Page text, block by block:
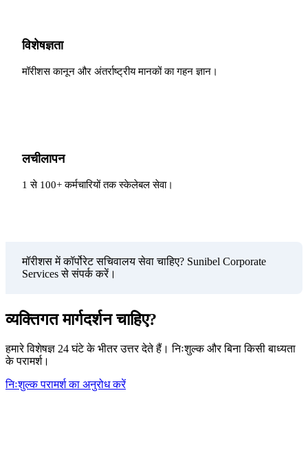
विशेषज्ञता
मॉरीशस कानून और अंतर्राष्ट्रीय मानकों का गहन ज्ञान।
लचीलापन
1 से 100+ कर्मचारियों तक स्केलेबल सेवा।
मॉरीशस में कॉर्पोरेट सचिवालय सेवा चाहिए? Sunibel Corporate
Services से संपर्क करें।
व्यक्तिगत मार्गदर्शन चाहिए?
हमारे विशेषज्ञ 24 घंटे के भीतर उत्तर देते हैं। निःशुल्क और बिना किसी बाध्यता
के परामर्श।
निःशुल्क परामर्श का अनुरोध करें